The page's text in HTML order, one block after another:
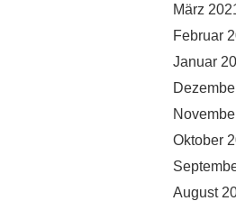
März
Februar
Januar
Oktober
August